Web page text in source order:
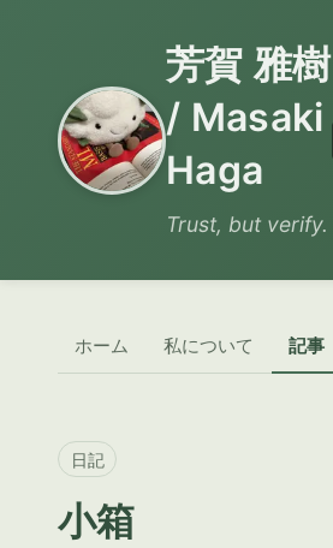
芳賀 雅樹
/ Masaki
Haga
Trust, but verify.
ホーム 私について 記事
日記
小箱